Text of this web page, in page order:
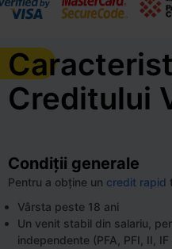
Creditului
Condiții generale
Pentru a obține un credit rapid
Vârsta peste 18 ani
Un venit stabil din salariu,
independente (PFA, PFI, II,